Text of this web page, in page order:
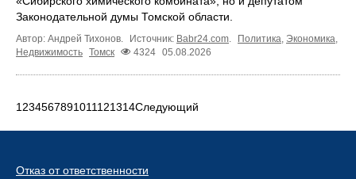
Законодательной думы Томской области.
Автор: Андрей Тихонов. Источник: Babr24.com. Политика, Экономика,
Недвижимость Томск 4324 05.08.2026
1 234567891011121314Следующий
Отказ от ответственности